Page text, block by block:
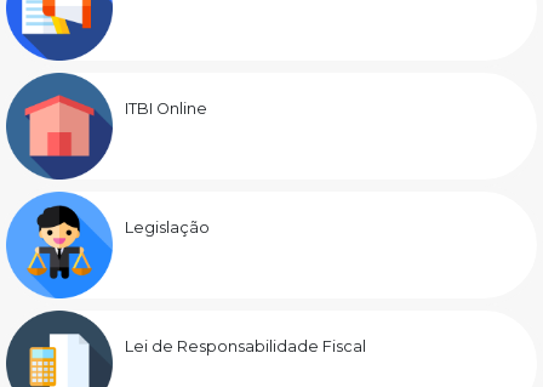
ITBI Online
Legislação
Lei de Responsabilidade Fiscal